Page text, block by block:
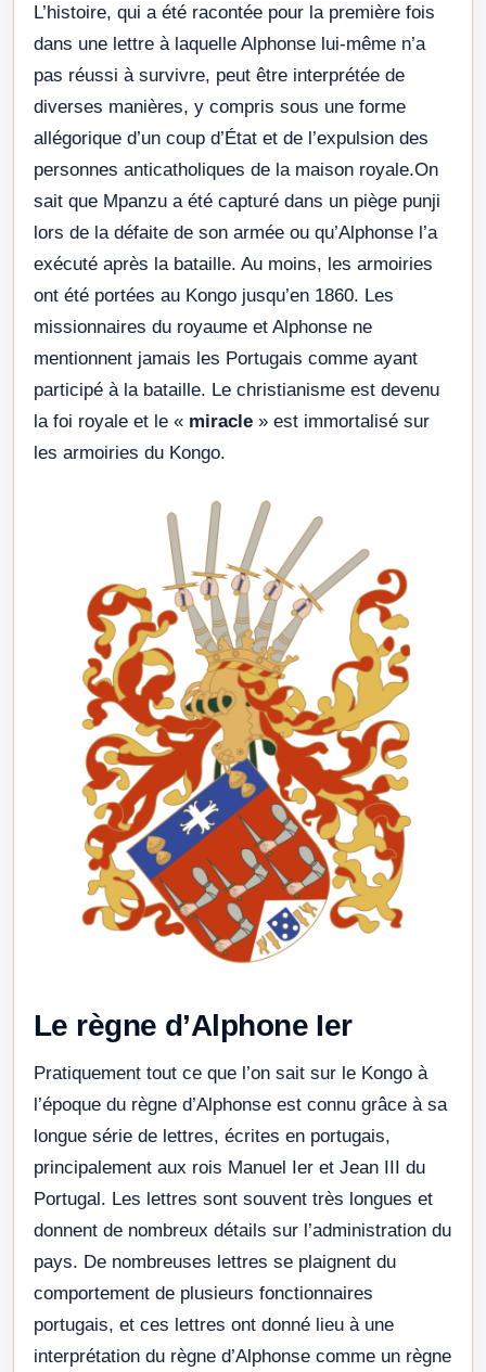
L’histoire, qui a été racontée pour la première fois
dans une lettre à laquelle Alphonse lui-même n’a
pas réussi à survivre, peut être interprétée de
diverses manières, y compris sous une forme
allégorique d’un coup d’État et de l’expulsion des
personnes anticatholiques de la maison royale.On
sait que Mpanzu a été capturé dans un piège punji
lors de la défaite de son armée ou qu’Alphonse l’a
exécuté après la bataille. Au moins, les armoiries
ont été portées au Kongo jusqu’en 1860. Les
missionnaires du royaume et Alphonse ne
mentionnent jamais les Portugais comme ayant
participé à la bataille. Le christianisme est devenu
la foi royale et le « miracle » est immortalisé sur
les armoiries du Kongo.
Le règne d’Alphone Ier
Pratiquement tout ce que l’on sait sur le Kongo à
l’époque du règne d’Alphonse est connu grâce à sa
longue série de lettres, écrites en portugais,
principalement aux rois Manuel Ier et Jean III du
Portugal. Les lettres sont souvent très longues et
donnent de nombreux détails sur l’administration du
pays. De nombreuses lettres se plaignent du
comportement de plusieurs fonctionnaires
portugais, et ces lettres ont donné lieu à une
interprétation du règne d’Alphonse comme un règne